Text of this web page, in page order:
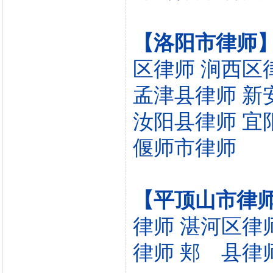
【洛阳市律师
区律师 涧西区
孟津县律师 新
汝阳县律师 宜
偃师市律师
【平顶山市律
律师 湛河区律
律师 郏 县律